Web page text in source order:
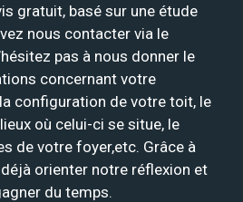
gratuit, basé sur une étude
nous contacter via le
pas à nous donner le
concernant votre
configuration de votre toit, le
où celui-ci se situe, le
de votre foyer,etc. Grâce à
orienter notre réflexion et
du temps.